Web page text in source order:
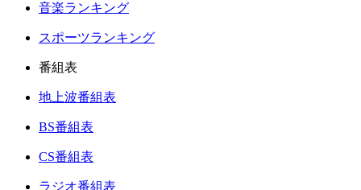
音楽ランキング
スポーツランキング
番組表
地上波番組表
BS番組表
CS番組表
ラジオ番組表